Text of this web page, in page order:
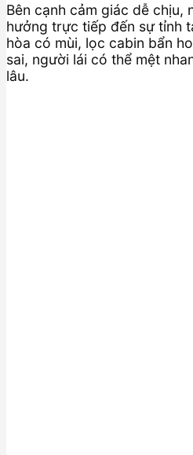
Bên cạnh cảm giác dễ chịu,
hưởng trực tiếp đến sự tỉnh
hòa có mùi, lọc cabin bẩn
sai, người lái có thể mệt
lâu.